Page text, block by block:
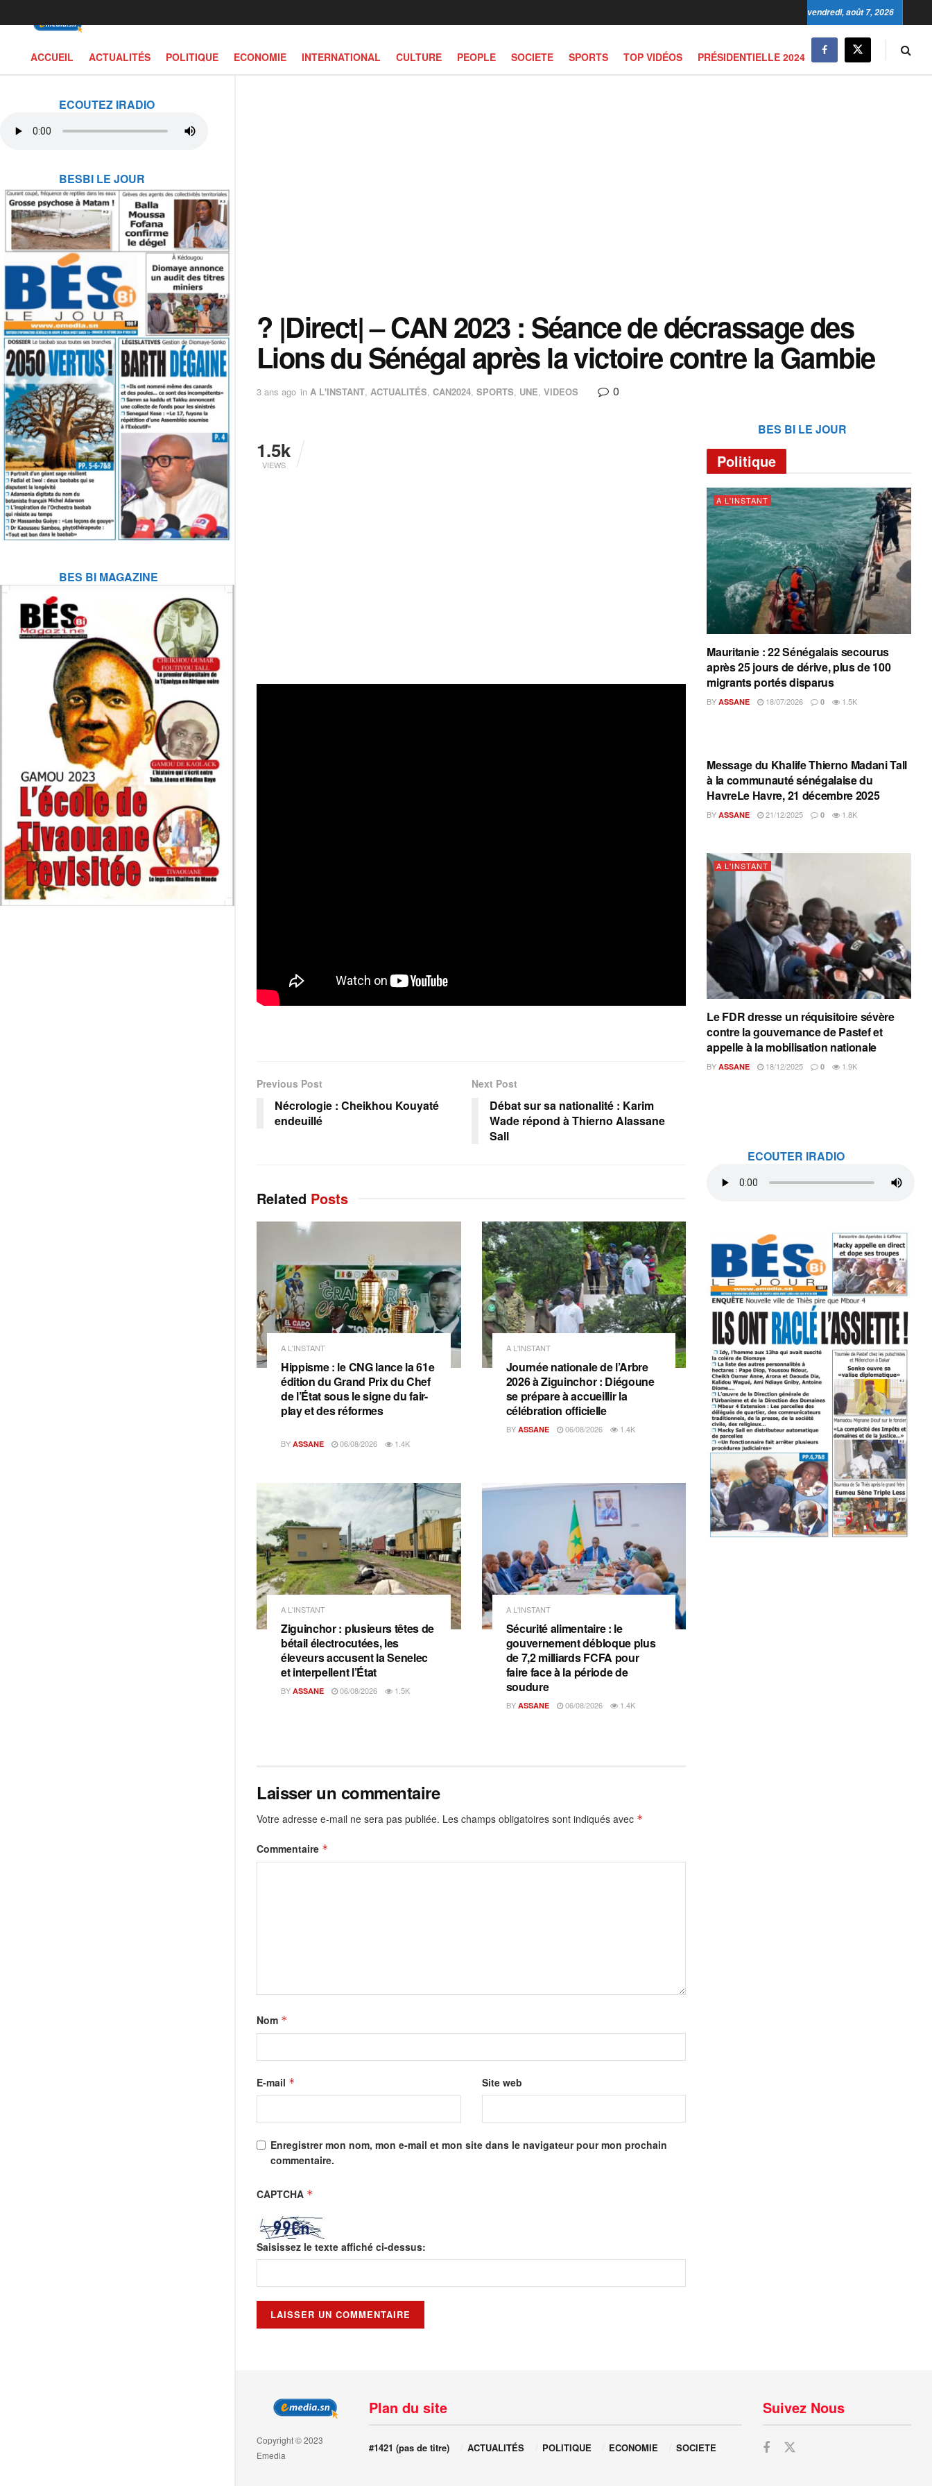
ECOUTEZ IRADIO
BESBI LE JOUR
BES BI MAGAZINE
vendredi, août 7, 2026
ACCUEIL ACTUALITÉS POLITIQUE ECONOMIE INTERNATIONAL CULTURE PEOPLE SOCIETE SPORTS TOP VIDÉOS PRÉSIDENTIELLE 2024
? |Direct| – CAN 2023 : Séance de décrassage des
Lions du Sénégal après la victoire contre la Gambie
3 ans ago in A L'INSTANT, ACTUALITÉS, CAN2024, SPORTS, UNE, VIDEOS 0
1.5k
VIEWS
Previous Post
Nécrologie : Cheikhou Kouyaté
endeuillé
Next Post
Débat sur sa nationalité : Karim
Wade répond à Thierno Alassane
Sall
Related Posts
A L'INSTANT
Hippisme : le CNG lance la 61e
édition du Grand Prix du Chef
de l’État sous le signe du fair-
play et des réformes
BY ASSANE 06/08/2026 1.4K
A L'INSTANT
Journée nationale de l’Arbre
2026 à Ziguinchor : Diégoune
se prépare à accueillir la
célébration officielle
BY ASSANE 06/08/2026 1.4K
A L'INSTANT
Ziguinchor : plusieurs têtes de
bétail électrocutées, les
éleveurs accusent la Senelec
et interpellent l’État
BY ASSANE 06/08/2026 1.5K
A L'INSTANT
Sécurité alimentaire : le
gouvernement débloque plus
de 7,2 milliards FCFA pour
faire face à la période de
soudure
BY ASSANE 06/08/2026 1.4K
Laisser un commentaire
Votre adresse e-mail ne sera pas publiée. Les champs obligatoires sont indiqués avec *
Commentaire *
Nom *
E-mail * Site web
Enregistrer mon nom, mon e-mail et mon site dans le navigateur pour mon prochain
commentaire.
CAPTCHA *
Saisissez le texte affiché ci-dessus:
BES BI LE JOUR
Politique
A L'INSTANT
Mauritanie : 22 Sénégalais secourus
après 25 jours de dérive, plus de 100
migrants portés disparus
BY ASSANE 18/07/2026 0 1.5K
A L'INSTANT
Message du Khalife Thierno Madani Tall
à la communauté sénégalaise du
HavreLe Havre, 21 décembre 2025
BY ASSANE 21/12/2025 0 1.8K
A L'INSTANT
Le FDR dresse un réquisitoire sévère
contre la gouvernance de Pastef et
appelle à la mobilisation nationale
BY ASSANE 18/12/2025 0 1.9K
ECOUTER IRADIO
Copyright © 2023
Emedia
Plan du site
#1421 (pas de titre) ACTUALITÉS POLITIQUE ECONOMIE SOCIETE
Suivez Nous